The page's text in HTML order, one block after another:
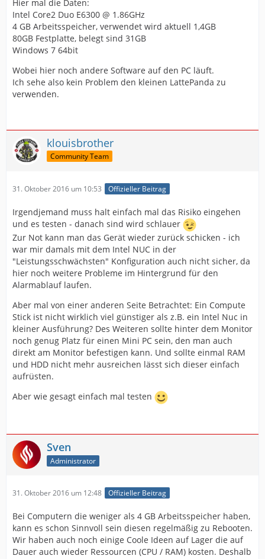
Hier mal die Daten:
Intel Core2 Duo E6300 @ 1.86GHz
4 GB Arbeitsspeicher, verwendet wird aktuell 1,4GB
80GB Festplatte, belegt sind 31GB
Windows 7 64bit
Wobei hier noch andere Software auf den PC läuft.
Ich sehe also kein Problem den kleinen LattePanda zu
verwenden.
klouisbrother
Community Team
31. Oktober 2016 um 10:53 Offizieller Beitrag
Irgendjemand muss halt einfach mal das Risiko eingehen
und es testen - danach sind wird schlauer
Zur Not kann man das Gerät wieder zurück schicken - ich
war mir damals mit dem Intel NUC in der
"Leistungsschwächsten" Konfiguration auch nicht sicher, da
hier noch weitere Probleme im Hintergrund für den
Alarmablauf laufen.
Aber mal von einer anderen Seite Betrachtet: Ein Compute
Stick ist nicht wirklich viel günstiger als z.B. ein Intel Nuc in
kleiner Ausführung? Des Weiteren sollte hinter dem Monitor
noch genug Platz für einen Mini PC sein, den man auch
direkt am Monitor befestigen kann. Und sollte einmal RAM
und HDD nicht mehr ausreichen lässt sich dieser einfach
aufrüsten.
Aber wie gesagt einfach mal testen
Sven
Administrator
31. Oktober 2016 um 12:48 Offizieller Beitrag
Bei Computern die weniger als 4 GB Arbeitsspeicher haben,
kann es schon Sinnvoll sein diesen regelmäßig zu Rebooten.
Wir haben auch noch einige Coole Ideen auf Lager die auf
Dauer auch wieder Ressourcen (CPU / RAM) kosten. Deshalb